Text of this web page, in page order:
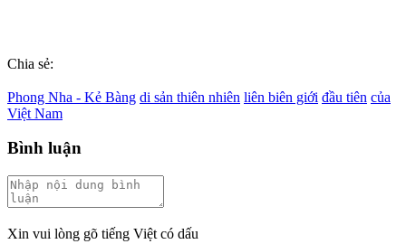
Chia sẻ:
Phong Nha - Kẻ Bàng di sản thiên nhiên liên biên giới đầu tiên của
Việt Nam
Bình luận
Xin vui lòng gõ tiếng Việt có dấu